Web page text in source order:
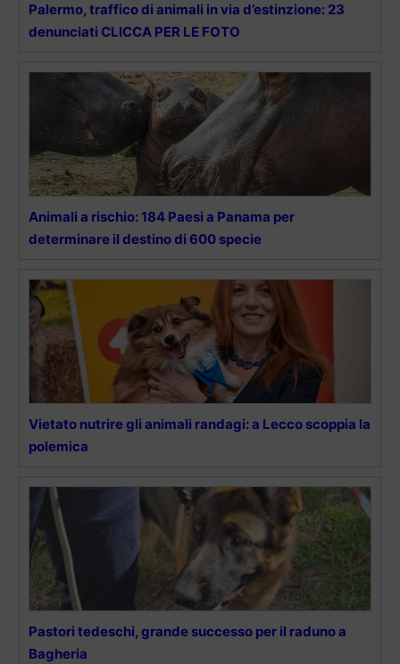
Palermo, traffico di animali in via d’estinzione: 23
denunciati CLICCA PER LE FOTO
Animali a rischio: 184 Paesi a Panama per
determinare il destino di 600 specie
Vietato nutrire gli animali randagi: a Lecco scoppia la
polemica
Pastori tedeschi, grande successo per il raduno a
Bagheria